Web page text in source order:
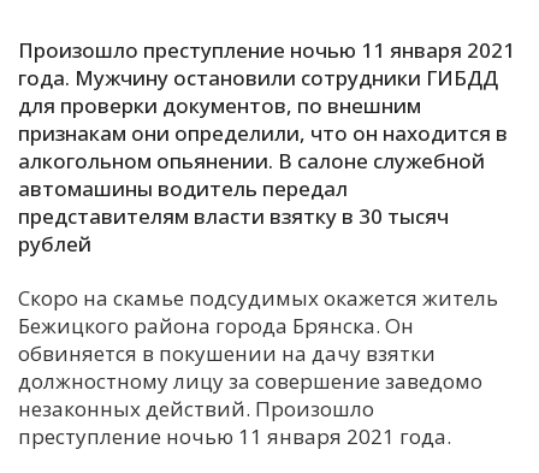
А
Б
В
Е
И
П
С
Произошло преступление ночью 11 января 2021
года. Мужчину остановили сотрудники ГИБДД
для проверки документов, по внешним
признакам они определили, что он находится в
алкогольном опьянении. В салоне служебной
автомашины водитель передал
представителям власти взятку в 30 тысяч
рублей
Скоро на скамье подсудимых окажется житель
Бежицкого района города Брянска. Он
обвиняется в покушении на дачу взятки
должностному лицу за совершение заведомо
незаконных действий. Произошло
преступление ночью 11 января 2021 года.